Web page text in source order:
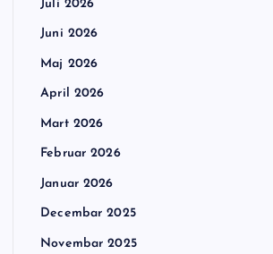
Juli 2026
Juni 2026
Maj 2026
April 2026
Mart 2026
Februar 2026
Januar 2026
Decembar 2025
Novembar 2025